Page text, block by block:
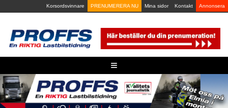
to
Korsordsvinnare PRENUMERERA NU Mina sidor Kontakt Annonsera
≡